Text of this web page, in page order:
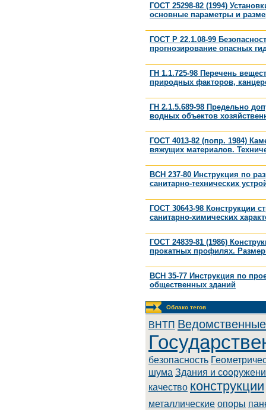
ГОСТ 25298-82 (1994)
основные параметры и
ГОСТ Р 22.1.08-99
прогнозирование опасных
ГН 1.1.725-98 Перечень
природных факторов,
ГН 2.1.5.689-98 Предельно
водных объектов
ГОСТ 4013-82 (попр. 1984)
вяжущих материалов.
ВСН 237-80 Инструкция по
санитарно-технических
ГОСТ 30643-98 Конструкции
санитарно-химических
ГОСТ 24839-81 (1986)
прокатных профилях.
ВСН 35-77 Инструкция по
общественных зданий
Облако тегов
BHTП
безопасность
шума Здания и
качество конструкции
металлические опоры